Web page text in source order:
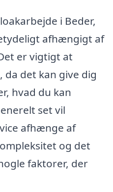
i Beder,
afhængigt af
er vigtigt at
det kan give dig
hvad du kan
set vil
afhænge af
og det
faktorer, der